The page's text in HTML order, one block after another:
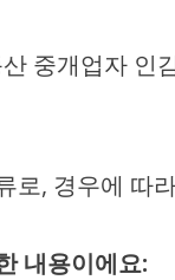
중개업자 인
로, 경우에 따
내용이에요: